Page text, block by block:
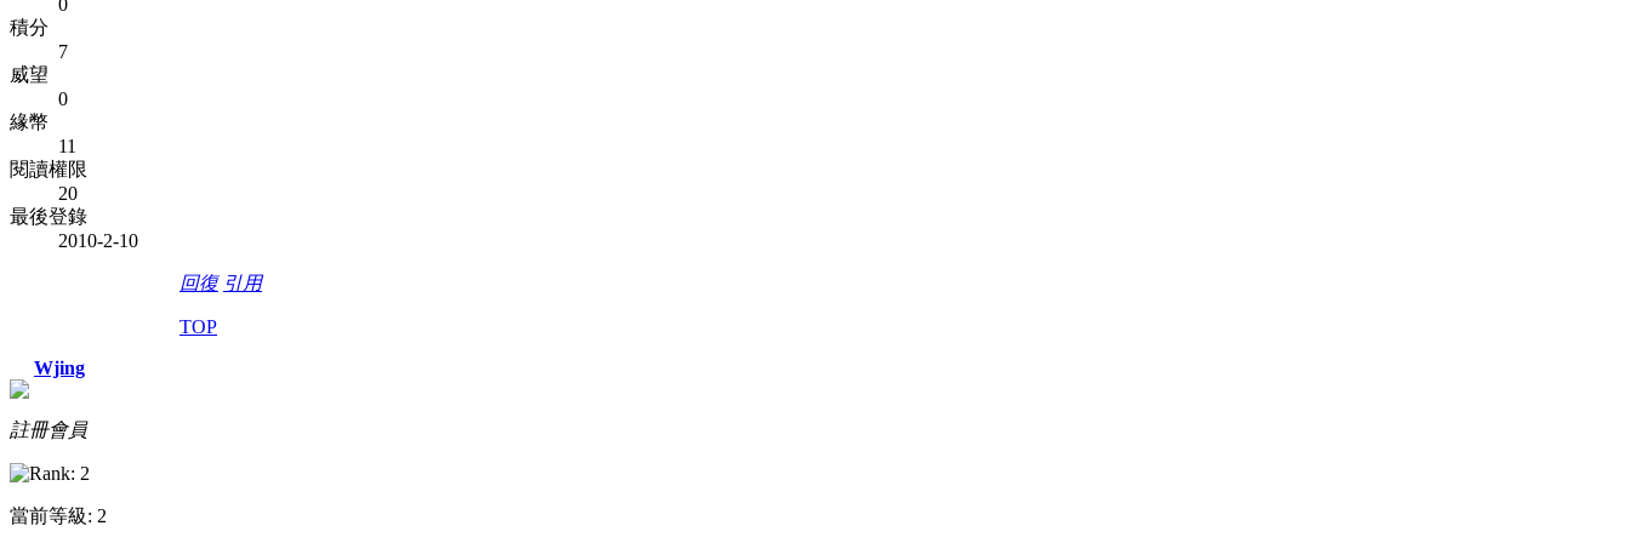
積分
7
威望
0
緣幣
11
閱讀權限
20
最後登錄
2010-2-10
回復 引用
TOP
Wjing
註冊會員
當前等級: 2